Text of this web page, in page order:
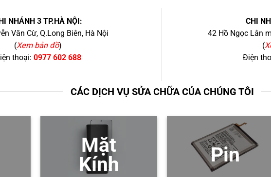
NHÁNH 3 TP.HÀ NỘI:
Văn Cừ, Q.Long Biên, Hà Nội
(Xem bản đồ)
thoại: 0977 602 688
CHI
42 Hồ Ngọc Lân
(
Điện
CÁC DỊCH VỤ SỬA CHỮA CỦA CHÚNG TÔI
Mặt
Kính
Pin